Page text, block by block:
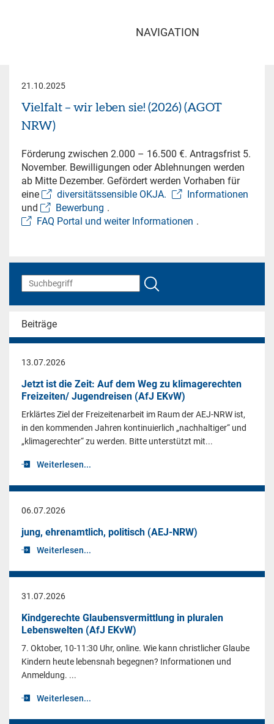
NAVIGATION
21.10.2025
Vielfalt – wir leben sie! (2026) (AGOT
NRW)
Förderung zwischen 2.000 – 16.500 €. Antragsfrist 5.
November. Bewilligungen oder Ablehnungen werden
ab Mitte Dezember. Gefördert werden Vorhaben für
eine
diversitätssensible OKJA.
Informationen
und
Bewerbung .
FAQ Portal und weiter Informationen .
Beiträge
13.07.2026
Jetzt ist die Zeit: Auf dem Weg zu klimagerechten
Freizeiten/ Jugendreisen (AfJ EKvW)
Erklärtes Ziel der Freizeitenarbeit im Raum der AEJ-NRW ist,
in den kommenden Jahren kontinuierlich „nachhaltiger“ und
„klimagerechter“ zu werden. Bitte unterstützt mit...
Weiterlesen...
06.07.2026
jung, ehrenamtlich, politisch (AEJ-NRW)
Weiterlesen...
31.07.2026
Kindgerechte Glaubensvermittlung in pluralen
Lebenswelten (AfJ EKvW)
7. Oktober, 10-11:30 Uhr, online. Wie kann christlicher Glaube
Kindern heute lebensnah begegnen? Informationen und
Anmeldung. ...
Weiterlesen...